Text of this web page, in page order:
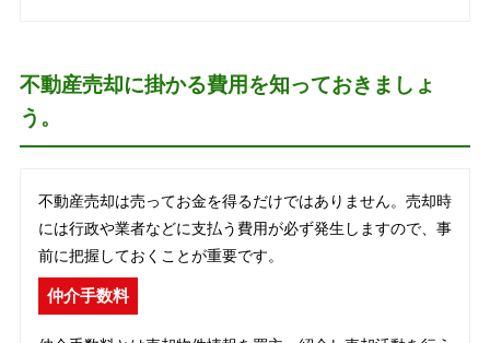
不動産売却に掛かる費用を知っておきましょ
う。
不動産売却は売ってお金を得るだけではありません。売却時
には行政や業者などに支払う費用が必ず発生しますので、事
前に把握しておくことが重要です。
仲介手数料